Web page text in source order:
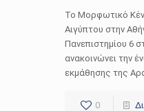
Το Μορφωτικό
Αιγύπτου στην
Πανεπιστημίου 6
ανακοινώνει την
εκμάθησης της
0